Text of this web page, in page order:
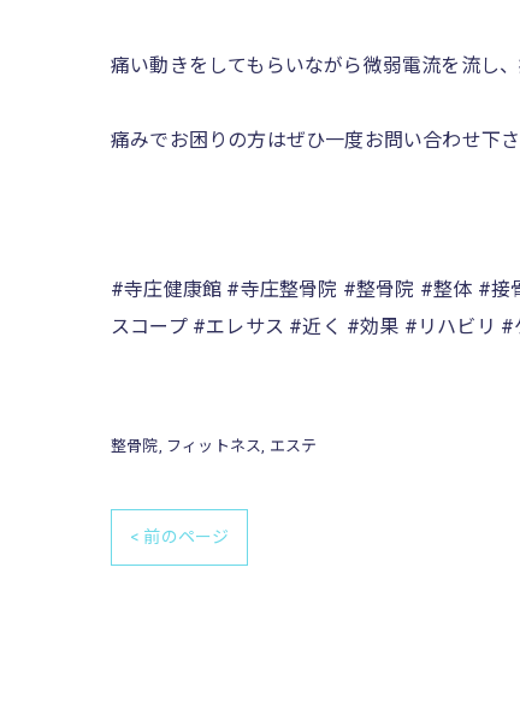
痛い動きをしてもらいながら微弱電流を流し
痛みでお困りの方はぜひ一度お問い合わせ下
#寺庄健康館 #寺庄整骨院 #整骨院 #整体 #
スコープ #エレサス #近く #効果 #リハビリ
整骨院 フィットネス エステ
< 前のページ